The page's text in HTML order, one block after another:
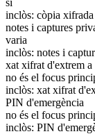
inclòs: còpia xifrada
notes i captures
varia
inclòs: notes i
xat xifrat d'extrem a
no és el focus
inclòs: xat xifrat
PIN d'emergència
no és el focus
inclòs: PIN